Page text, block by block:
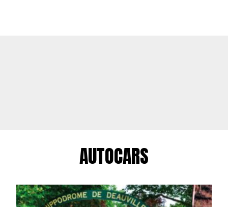
AUTOCARS